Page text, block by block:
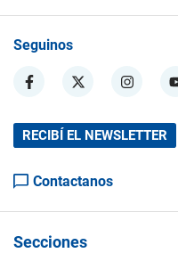
Seguinos
RECIBÍ EL NEWSLETTER
Contactanos
Secciones